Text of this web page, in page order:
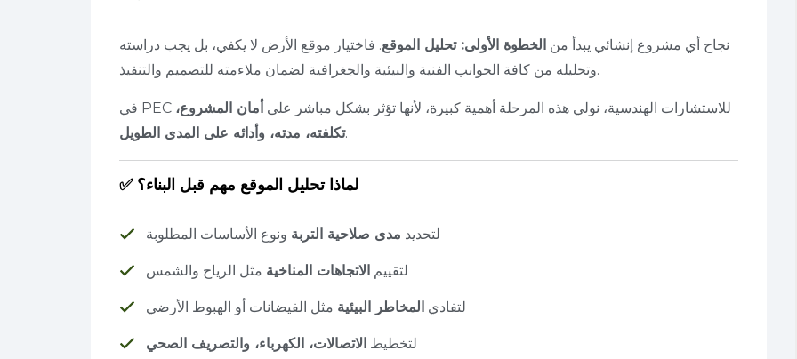
نجاح أي مشروع إنشائي يبدأ من الخطوة الأولى: تحليل الموقع. فاختيار موقع الأرض لا يكفي، بل يجب دراسته
وتحليله من كافة الجوانب الفنية والبيئية والجغرافية لضمان ملاءمته للتصميم والتنفيذ.
في PEC للاستشارات الهندسية، نولي هذه المرحلة أهمية كبيرة، لأنها تؤثر بشكل مباشر على أمان المشروع،
تكلفته، مدته، وأدائه على المدى الطويل.
✅ لماذا تحليل الموقع مهم قبل البناء؟
لتحديد مدى صلاحية التربة ونوع الأساسات المطلوبة
لتقييم الاتجاهات المناخية مثل الرياح والشمس
لتفادي المخاطر البيئية مثل الفيضانات أو الهبوط الأرضي
لتخطيط الاتصالات، الكهرباء، والتصريف الصحي